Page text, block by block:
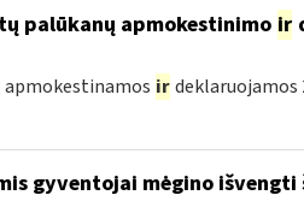
palūkanų apmokestinimo ir
apmokestinamos ir deklaruojamos
gyventojai mėgino